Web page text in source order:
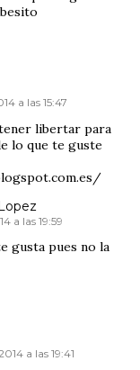
a las 15:47
libertar para
lo que te guste
a las 19:59
gusta pues no la
a las 19:41